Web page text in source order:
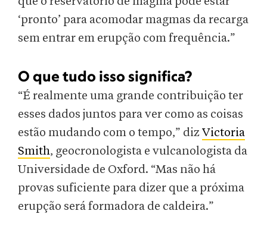
‘pronto’ para acomodar magmas da recarga
sem entrar em erupção com frequência.”
O que tudo isso significa?
“É realmente uma grande contribuição ter
esses dados juntos para ver como as coisas
estão mudando com o tempo,” dizVictoria
Smith, geocronologista e vulcanologista da
Universidade de Oxford. “Mas não há
provas suficiente para dizer que a próxima
erupção será formadora de caldeira.”